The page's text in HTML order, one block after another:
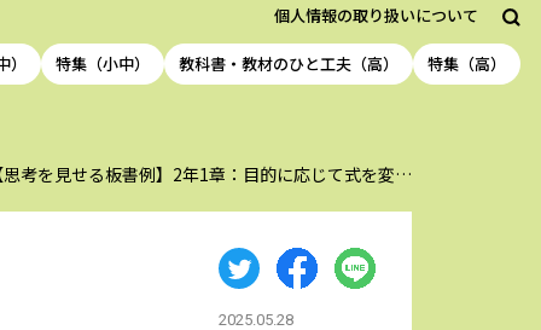
個人情報の取り扱いについて
特集（小中） 教科書・教材のひと工夫（高） 特集（高）
考を見せる板書例】2年1章：目的に応じて式を変…
2025.05.28